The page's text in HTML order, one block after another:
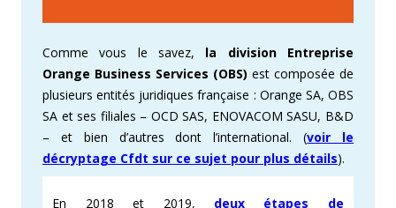
Comme vous le savez, la division Entreprise
Orange Business Services (OBS) est composée de
plusieurs entités juridiques française : Orange SA, OBS
SA et ses filiales – OCD SAS, ENOVACOM SASU, B&D
– et bien d’autres dont l’international. (voir le
décryptage Cfdt sur ce sujet pour plus détails).
En 2018 et 2019, deux étapes de